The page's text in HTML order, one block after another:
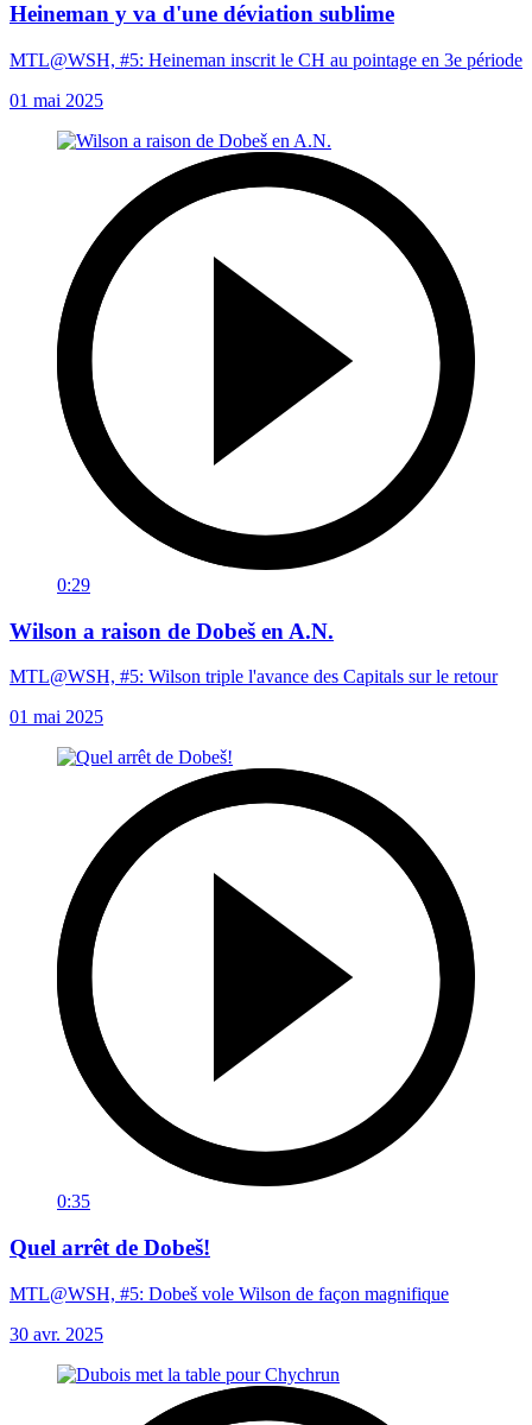
Heineman y va d'une déviation sublime
MTL@WSH, #5: Heineman inscrit le CH au pointage en 3e période
01 mai 2025
0:29
Wilson a raison de Dobeš en A.N.
MTL@WSH, #5: Wilson triple l'avance des Capitals sur le retour
01 mai 2025
0:35
Quel arrêt de Dobeš!
MTL@WSH, #5: Dobeš vole Wilson de façon magnifique
30 avr. 2025